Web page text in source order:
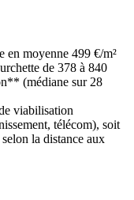
en moyenne 499 €/m²
de 378 à 840
(médiane sur 28
viabilisation
télécom), soit
la distance aux